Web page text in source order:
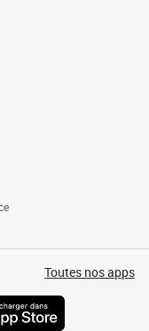
Toutes nos apps